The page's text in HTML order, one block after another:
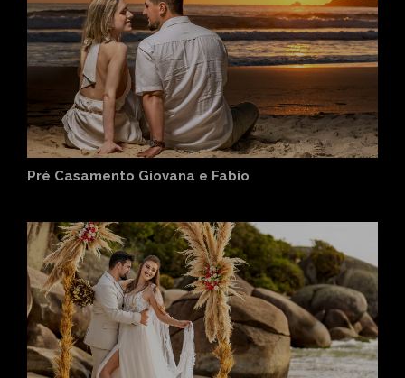
Pré Casamento Giovana e Fabio